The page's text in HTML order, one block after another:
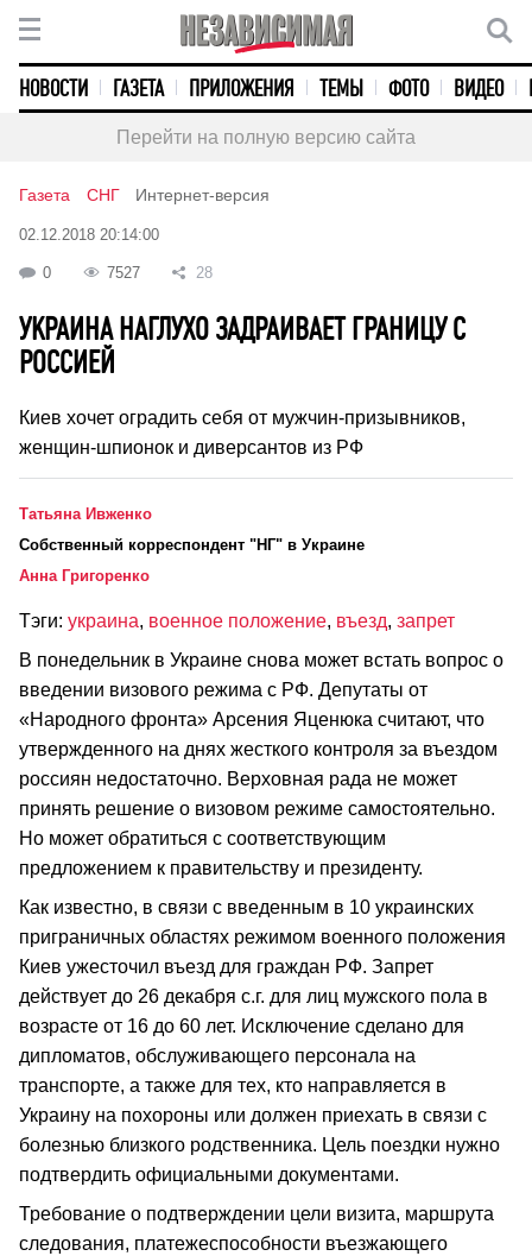
НОВОСТИ ГАЗЕТА ПРИЛОЖЕНИЯ ТЕМЫ ФОТО ВИДЕО
Перейти на полную версию сайта
Газета СНГ Интернет-версия
02.12.2018 20:14:00
0 7527 28
УКРАИНА НАГЛУХО ЗАДРАИВАЕТ ГРАНИЦУ С
РОССИЕЙ
Киев хочет оградить себя от мужчин-призывников,
женщин-шпионок и диверсантов из РФ
Татьяна Ивженко
Cобственный корреспондент "НГ" в Украине
Анна Григоренко
Тэги: украина, военное положение, въезд, запрет
В понедельник в Украине снова может встать вопрос о
введении визового режима с РФ. Депутаты от
«Народного фронта» Арсения Яценюка считают, что
утвержденного на днях жесткого контроля за въездом
россиян недостаточно. Верховная рада не может
принять решение о визовом режиме самостоятельно.
Но может обратиться с соответствующим
предложением к правительству и президенту.
Как известно, в связи с введенным в 10 украинских
приграничных областях режимом военного положения
Киев ужесточил въезд для граждан РФ. Запрет
действует до 26 декабря с.г. для лиц мужского пола в
возрасте от 16 до 60 лет. Исключение сделано для
дипломатов, обслуживающего персонала на
транспорте, а также для тех, кто направляется в
Украину на похороны или должен приехать в связи с
болезнью близкого родственника. Цель поездки нужно
подтвердить официальными документами.
Требование о подтверждении цели визита, маршрута
следования, платежеспособности въезжающего